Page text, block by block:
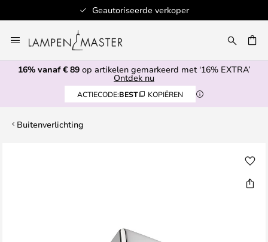
Lagerartikelen
naar
de
inhoud
16% vanaf € 89 op artikelen gemarkeerd met ‘16% EXTRA’
Ontdek nu
ACTIECODE:BEST KOPIËREN
Buitenverlichting